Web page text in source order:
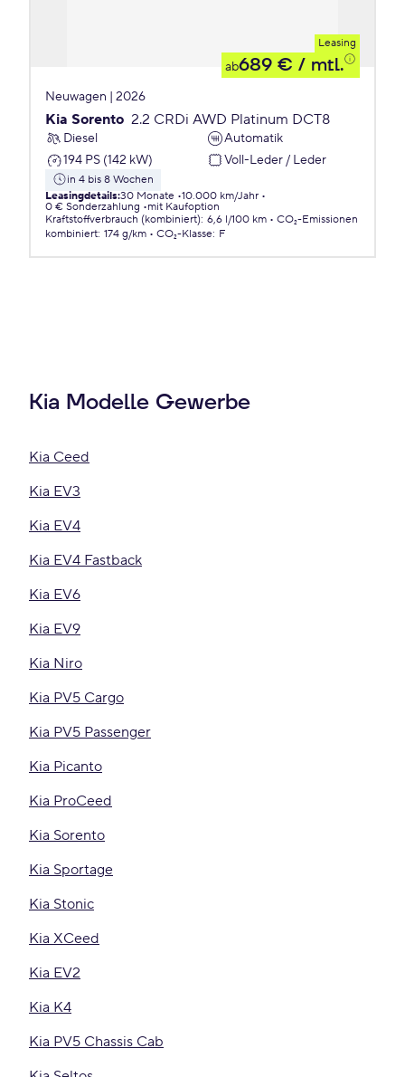
Leasing
ab689 € / mtl.
Neuwagen | 2026
Kia Sorento 2.2 CRDi AWD Platinum DCT8
Diesel
Automatik
194 PS (142 kW)
Voll-Leder / Leder
in 4 bis 8 Wochen
Leasingdetails:30 Monate 10.000 km/Jahr
0 € Sonderzahlung
mit Kaufoption
Kraftstoffverbrauch (kombiniert): 6,6 l/100 km
CO₂-Emissionen
kombiniert: 174 g/km CO₂-Klasse: F
Kia Modelle Gewerbe
Kia Ceed
Kia EV3
Kia EV4
Kia EV4 Fastback
Kia EV6
Kia EV9
Kia Niro
Kia PV5 Cargo
Kia PV5 Passenger
Kia Picanto
Kia ProCeed
Kia Sorento
Kia Sportage
Kia Stonic
Kia XCeed
Kia EV2
Kia K4
Kia PV5 Chassis Cab